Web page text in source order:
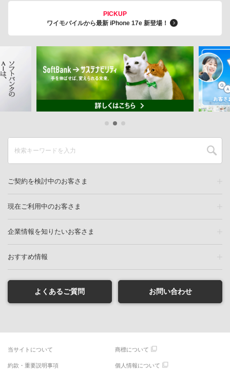
PICKUP
ワイモバイルから最新 iPhone 17e 新登場！
ご契約を検討中のお客さま
現在ご利用中のお客さま
企業情報を知りたいお客さま
おすすめ情報
よくあるご質問 お問い合わせ
当サイトについて 商標について
約款・重要説明事項 個人情報について